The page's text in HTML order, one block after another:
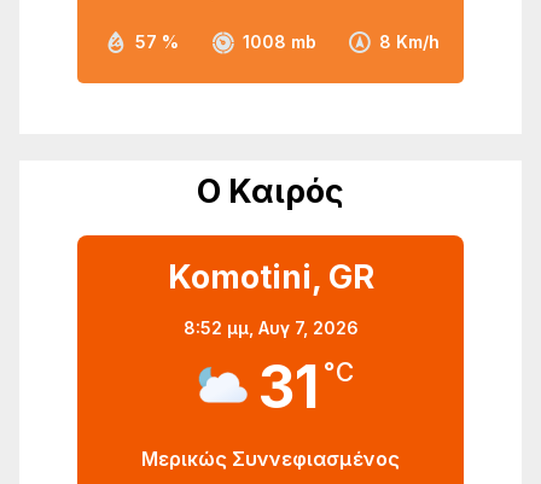
57 % 1008 mb 8 Km/h
Ο Καιρός
Komotini, GR
8:52 μμ, Αυγ 7, 2026
31 °C
Μερικώς Συννεφιασμένος